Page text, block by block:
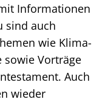
Informationen
sind auch
wie Klima-
sowie Vorträge
Auch
wieder